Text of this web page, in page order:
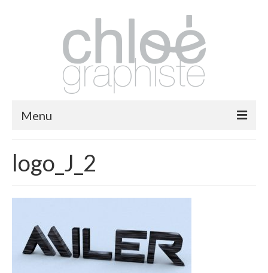
Menu
print
fashion
illustrations
logo_J_2